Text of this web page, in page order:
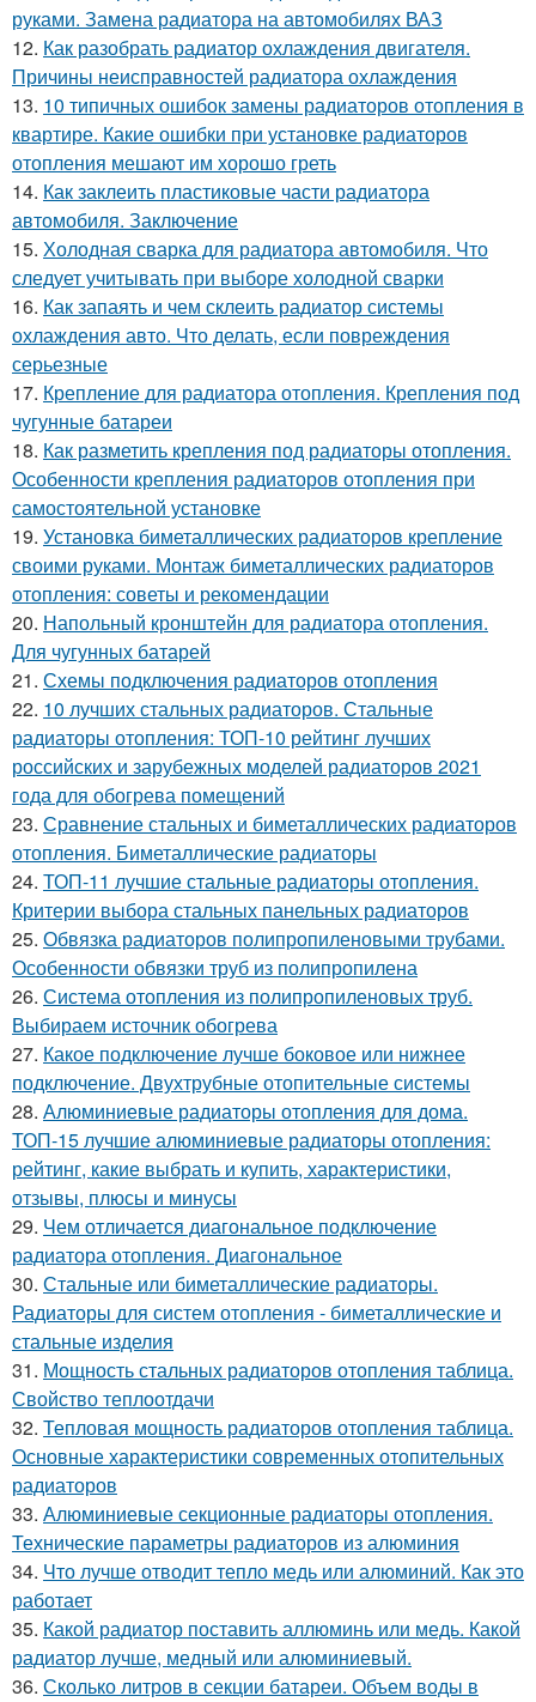
руками. Замена радиатора на автомобилях ВАЗ
12. Как разобрать радиатор охлаждения двигателя.
Причины неисправностей радиатора охлаждения
13. 10 типичных ошибок замены радиаторов отопления в
квартире. Какие ошибки при установке радиаторов
отопления мешают им хорошо греть
14. Как заклеить пластиковые части радиатора
автомобиля. Заключение
15. Холодная сварка для радиатора автомобиля. Что
следует учитывать при выборе холодной сварки
16. Как запаять и чем склеить радиатор системы
охлаждения авто. Что делать, если повреждения
серьезные
17. Крепление для радиатора отопления. Крепления под
чугунные батареи
18. Как разметить крепления под радиаторы отопления.
Особенности крепления радиаторов отопления при
самостоятельной установке
19. Установка биметаллических радиаторов крепление
своими руками. Монтаж биметаллических радиаторов
отопления: советы и рекомендации
20. Напольный кронштейн для радиатора отопления.
Для чугунных батарей
21. Схемы подключения радиаторов отопления
22. 10 лучших стальных радиаторов. Стальные
радиаторы отопления: ТОП-10 рейтинг лучших
российских и зарубежных моделей радиаторов 2021
года для обогрева помещений
23. Сравнение стальных и биметаллических радиаторов
отопления. Биметаллические радиаторы
24. ТОП-11 лучшие стальные радиаторы отопления.
Критерии выбора стальных панельных радиаторов
25. Обвязка радиаторов полипропиленовыми трубами.
Особенности обвязки труб из полипропилена
26. Система отопления из полипропиленовых труб.
Выбираем источник обогрева
27. Какое подключение лучше боковое или нижнее
подключение. Двухтрубные отопительные системы
28. Алюминиевые радиаторы отопления для дома.
ТОП-15 лучшие алюминиевые радиаторы отопления:
рейтинг, какие выбрать и купить, характеристики,
отзывы, плюсы и минусы
29. Чем отличается диагональное подключение
радиатора отопления. Диагональное
30. Стальные или биметаллические радиаторы.
Радиаторы для систем отопления - биметаллические и
стальные изделия
31. Мощность стальных радиаторов отопления таблица.
Свойство теплоотдачи
32. Тепловая мощность радиаторов отопления таблица.
Основные характеристики современных отопительных
радиаторов
33. Алюминиевые секционные радиаторы отопления.
Технические параметры радиаторов из алюминия
34. Что лучше отводит тепло медь или алюминий. Как это
работает
35. Какой радиатор поставить аллюминь или медь. Какой
радиатор лучше, медный или алюминиевый.
36. Сколько литров в секции батареи. Объем воды в